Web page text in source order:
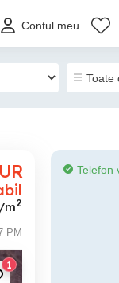
Contul meu
m2
PM
1
Telefon